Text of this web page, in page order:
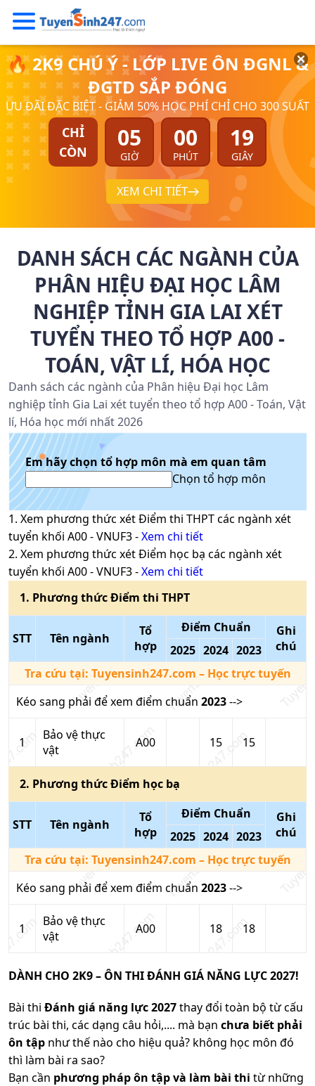
🔥 2K9 CHÚ Ý - LỚP LIVE ÔN ĐGNL &
ĐGTD SẮP ĐÓNG
ƯU ĐÃI ĐẶC BIỆT - GIẢM 50% HỌC PHÍ CHỈ CHO 300 SUẤT
CHỈ
CÒN
05
GIỜ
00
PHÚT
19
GIÂY
XEM CHI TIẾT
DANH SÁCH CÁC NGÀNH CỦA
PHÂN HIỆU ĐẠI HỌC LÂM
NGHIỆP TỈNH GIA LAI XÉT
TUYỂN THEO TỔ HỢP A00 -
TOÁN, VẬT LÍ, HÓA HỌC
Danh sách các ngành của Phân hiệu Đại học Lâm
nghiệp tỉnh Gia Lai xét tuyển theo tổ hợp A00 - Toán, Vật
lí, Hóa học mới nhất 2026
Em hãy chọn tổ hợp môn mà em quan tâm
Chọn tổ hợp môn
1. Xem phương thức xétĐiểm thi THPTcác ngành xét
tuyển khối A00-VNUF3-Xem chi tiết
2. Xem phương thức xétĐiểm học bạ các ngành xét
tuyển khối A00-VNUF3-Xem chi tiết
1. Phương thứcĐiểm thi THPT
STT Tên ngành
Tổ
hợp
Điểm Chuẩn
Ghi
chú
2025 2024 2023
Tra cứu tại: Tuyensinh247.com – Học trực tuyến
Kéo sang phải để xem điểm chuẩn 2023-->
1
Bảo vệ thực
vật
A00 15 15
2. Phương thứcĐiểm học bạ
STT Tên ngành
Tổ
hợp
Điểm Chuẩn
Ghi
chú
2025 2024 2023
Tra cứu tại: Tuyensinh247.com – Học trực tuyến
Kéo sang phải để xem điểm chuẩn 2023-->
1
Bảo vệ thực
vật
A00 18 18
DÀNH CHO 2K9 – ÔN THI ĐÁNH GIÁ NĂNG LỰC 2027!
Bài thi Đánh giá năng lực 2027thay đổi toàn bộ từ cấu
trúc bài thi, các dạng câu hỏi,.... mà bạn chưa biết phải
ôn tập như thế nào cho hiệu quả? không học môn đó
thì làm bài ra sao?
Bạn cần phương pháp ôn tập và làm bài thi từ những